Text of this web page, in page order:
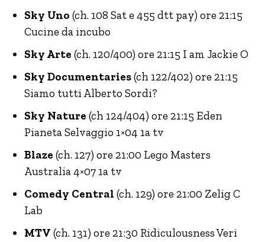
Sky Uno (ch. 108 Sat e 455 dtt pay) ore 21:15
Cucine da incubo
Sky Arte (ch. 120/400) ore 21:15 I am Jackie O
Sky Documentaries(ch 122/402) ore 21:15
Siamo tutti Alberto Sordi?
Sky Nature (ch 124/404) ore 21:15 Eden
Pianeta Selvaggio 1×04 1a tv
Blaze (ch. 127) ore 21:00 Lego Masters
Australia 4×07 1a tv
Comedy Central (ch. 129) ore 21:00 Zelig C
Lab
MTV (ch. 131) ore 21:30 Ridiculousness Veri